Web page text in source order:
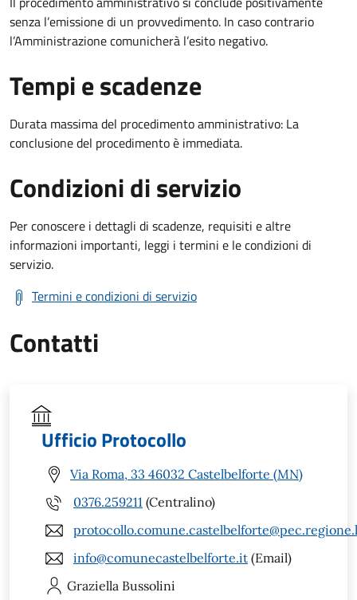
senza l’emissione di un provvedimento. In caso contrario
l’Amministrazione comunicherà l’esito negativo.
Tempi e scadenze
Durata massima del procedimento amministrativo: La
conclusione del procedimento è immediata.
Condizioni di servizio
Per conoscere i dettagli di scadenze, requisiti e altre
informazioni importanti, leggi i termini e le condizioni di
servizio.
Termini e condizioni di servizio
Contatti
Ufficio Protocollo
Via Roma, 33 46032 Castelbelforte (MN)
0376.259211 (Centralino)
info@comunecastelbelforte.it (Email)
Graziella Bussolini